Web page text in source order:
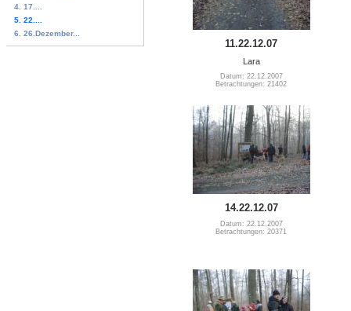
4. 17....
5. 22....
6. 26.Dezember...
11.22.12.07
Lara
Datum: 22.12.2007
Betrachtungen: 21402
14.22.12.07
Datum: 22.12.2007
Betrachtungen: 20371